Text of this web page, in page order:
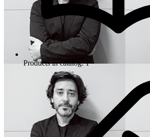
Products in catalog: 1